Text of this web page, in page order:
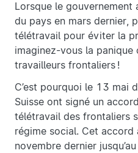
Lorsque le gouvernement
du pays en mars dernier,
télétravail pour éviter la
imaginez-vous la
travailleurs frontaliers !
C’est pourquoi le 13 mai
Suisse ont signé un
télétravail des frontaliers
régime social. Cet
novembre dernier